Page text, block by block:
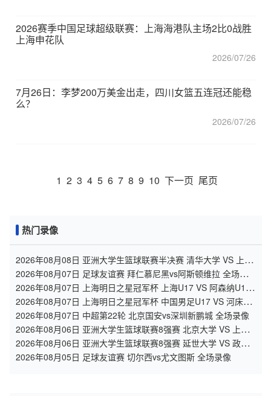
2026赛季中国足球超级联赛：上海海港队主场2比0战胜
上海申花队
2026/07/26
7月26日：李梦200万美金出走，四川女篮五连冠还能稳
么？
2026/07/26
1 2 3 4 5 6 7 8 9 10 下一页 尾页
热门录像
2026年08月08日 亚洲大学生篮球联赛半决赛 清华大学 VS 上海
交通大学 全场录像
2026年08月07日 足球友谊赛 拜仁慕尼黑vs阿斯顿维拉 全场录
像
2026年08月07日 上海明日之星冠军杯 上海U17 VS 阿森纳U17
全场录像
2026年08月07日 上海明日之星冠军杯 中国男足U17 VS 河床
U17 全场录像
2026年08月07日 中超第22轮 北京国安vs深圳新鹏城 全场录像
2026年08月06日 亚洲大学生篮球联赛8强赛 北京大学 VS 上海
交通大学 全场录像
2026年08月06日 亚洲大学生篮球联赛8强赛 延世大学 VS 政治
大学 全场录像
2026年08月05日 足球友谊赛 切尔西vs尤文图斯 全场录像